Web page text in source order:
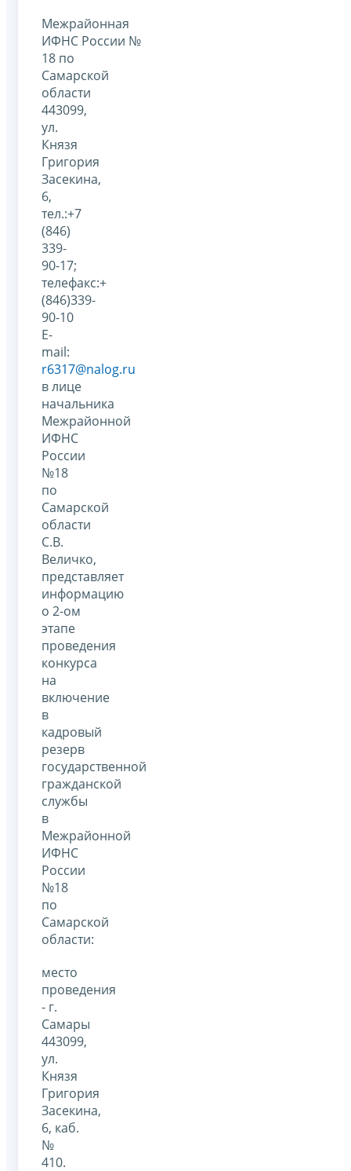
Межрайонная
ИФНС России №
18 по
Самарской
области
443099,
ул.
Князя
Григория
Засекина,
6,
тел.:+7
(846)
339-
90-17;
телефакс:+
(846)339-
90-10
E-
mail:
r6317@nalog.ru
в лице
начальника
Межрайонной
ИФНС
России
№18
по
Самарской
области
С.В.
Величко,
представляет
информацию
о 2-ом
этапе
проведения
конкурса
на
включение
в
кадровый
резерв
государственной
гражданской
службы
в
Межрайонной
ИФНС
России
№18
по
Самарской
области:
место
проведения
- г.
Самары
443099,
ул.
Князя
Григория
Засекина,
6, каб.
№
410.